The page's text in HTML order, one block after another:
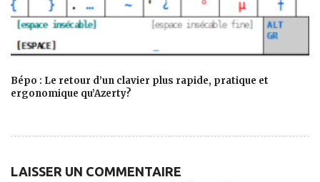
Bépo : Le retour d’un clavier plus rapide, pratique et
ergonomique qu’Azerty?
LAISSER UN COMMENTAIRE